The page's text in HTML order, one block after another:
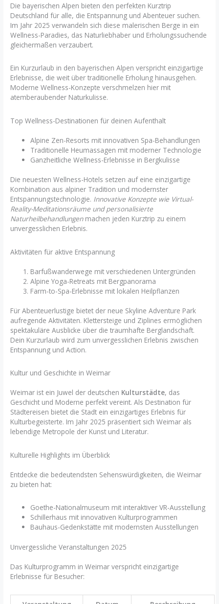
Die bayerischen Alpen bieten den perfekten Kurztrip
Deutschland für alle, die Entspannung und Abenteuer suchen.
Im Jahr 2025 verwandeln sich diese malerischen Berge in ein
Wellness-Paradies, das Naturliebhaber und Erholungssuchende
gleichermaßen verzaubert.
Ein Kurzurlaub in den bayerischen Alpen verspricht einzigartige
Erlebnisse, die weit über traditionelle Erholung hinausgehen.
Moderne Wellness-Konzepte verschmelzen hier mit
atemberaubender Naturkulisse.
Top Wellness-Destinationen für deinen Aufenthalt
Alpine Zen-Resorts mit innovativen Spa-Behandlungen
Traditionelle Heumassagen mit moderner Technologie
Ganzheitliche Wellness-Erlebnisse in Bergkulisse
Die neuesten Wellness-Hotels setzen auf eine einzigartige
Kombination aus alpiner Tradition und modernster
Entspannungstechnologie. Innovative Konzepte wie Virtual-
Reality-Meditationsräume und personalisierte
Naturheilbehandlungenmachen jeden Kurztrip zu einem
unvergesslichen Erlebnis.
Aktivitäten für aktive Entspannung
Barfußwanderwege mit verschiedenen Untergründen
Alpine Yoga-Retreats mit Bergpanorama
Farm-to-Spa-Erlebnisse mit lokalen Heilpflanzen
Für Abenteuerlustige bietet der neue Skyline Adventure Park
aufregende Aktivitäten. Klettersteige und Ziplines ermöglichen
spektakuläre Ausblicke über die traumhafte Berglandschaft.
Dein Kurzurlaub wird zum unvergesslichen Erlebnis zwischen
Entspannung und Action.
Kultur und Geschichte in Weimar
Weimar ist ein Juwel der deutschen Kulturstädte, das
Geschicht und Moderne perfekt vereint. Als Destination für
Städtereisen bietet die Stadt ein einzigartiges Erlebnis für
Kulturbegeisterte. Im Jahr 2025 präsentiert sich Weimar als
lebendige Metropole der Kunst und Literatur.
Kulturelle Highlights im Überblick
Entdecke die bedeutendsten Sehenswürdigkeiten, die Weimar
zu bieten hat:
Goethe-Nationalmuseum mit interaktiver VR-Ausstellung
Schillerhaus mit innovativen Kulturprogrammen
Bauhaus-Gedenkstätte mit modernsten Ausstellungen
Unvergessliche Veranstaltungen 2025
Das Kulturprogramm in Weimar verspricht einzigartige
Erlebnisse für Besucher: